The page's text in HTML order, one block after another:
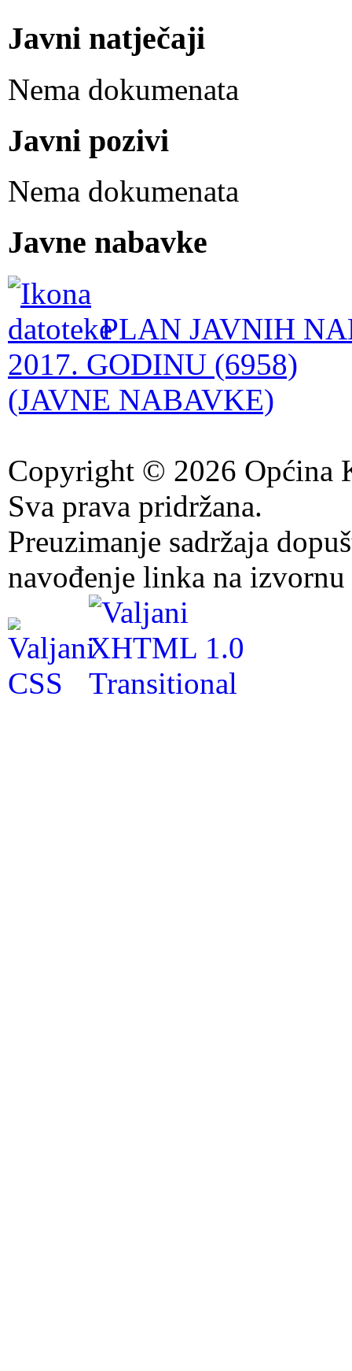
Javni natječaji
Nema dokumenata
Javni pozivi
Nema dokumenata
Javne nabavke
PLAN JAVNIH
2017. GODINU (6958)
(JAVNE NABAVKE)
Copyright © 2026 Općina
Sva prava pridržana.
Preuzimanje sadržaja
navođenje linka na izvornu